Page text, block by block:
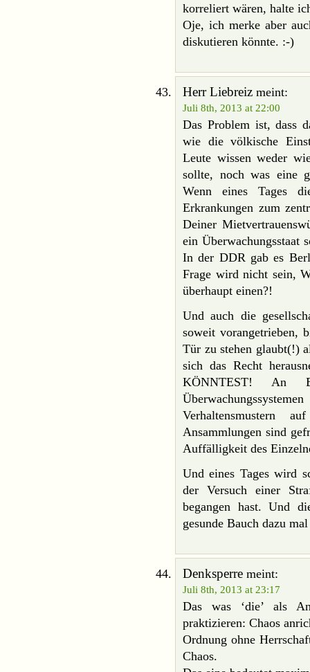
korreliert wären, halte
Oje, ich merke aber
diskutieren könnte. :-)
Herr Liebreiz meint:
Juli 8th, 2013 at 22:00
Das Problem ist, dass
wie die völkische
Leute wissen weder
sollte, noch was eine
Wenn eines Tages
Erkrankungen zum
Deiner
ein Überwachungsstaat
In der DDR gab es
Frage wird nicht sein,
überhaupt einen?!
Und auch die
soweit vorangetrieben,
Tür zu stehen glaubt(!)
sich das Recht
KÖNNTEST! An
Verhaltensmustern
Ansammlungen sind
Auffälligkeit des
Und eines Tages wird
der Versuch einer
begangen hast. Und
gesunde Bauch dazu
Denksperre meint:
Juli 8th, 2013 at 23:17
Das was ‘die’ als
praktizieren: Chaos
Ordnung ohne
Chaos.